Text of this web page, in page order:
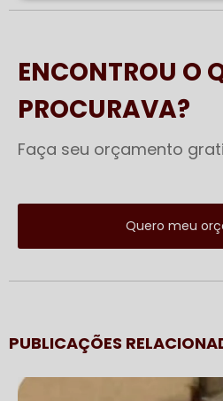
ENCONTROU O
PROCURAVA?
Faça seu orçamento
Quero meu
PUBLICAÇÕES